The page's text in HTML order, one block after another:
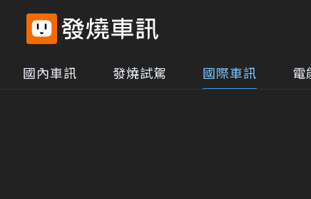
國內車訊 發燒試駕 國際車訊 電